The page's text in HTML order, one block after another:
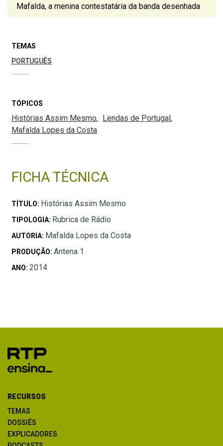
Mafalda, a menina contestatária da banda desenhada
TEMAS
PORTUGUÊS
TÓPICOS
Histórias Assim Mesmo
Lendas de Portugal
Mafalda Lopes da Costa
FICHA TÉCNICA
TÍTULO: Histórias Assim Mesmo
TIPOLOGIA: Rubrica de Rádio
AUTORIA: Mafalda Lopes da Costa
PRODUÇÃO: Antena 1
ANO: 2014
RECURSOS
TEMAS
DOSSIÊS
EXPLICADORES